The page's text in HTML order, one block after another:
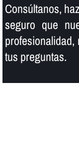
Consúltanos,
seguro que
tus preguntas.